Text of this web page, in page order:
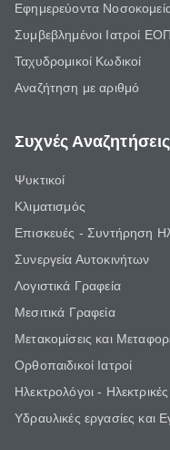
Εφημερεύοντα
Συμβεβλημένοι Ιατροί
Ταχυδρομικοί Κωδικοί
Αναζήτηση με αριθμό
Συχνές Αναζητήσεις
Ψυκτικοί
Κλιματισμός
Επισκευές - Συντήρηση
Συνεργεία Αυτοκινήτων
Λογιστικά Γραφεία
Μεσιτικά Γραφεία
Μετακομίσεις και
Ορθοπαιδικοί Ιατροί
Ηλεκτρολόγοι -
Υδραυλικές εργασίες και